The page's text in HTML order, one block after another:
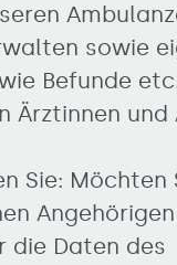
sowie
Befunde
Ärztinnen und
Sie: Möchten
die Daten des